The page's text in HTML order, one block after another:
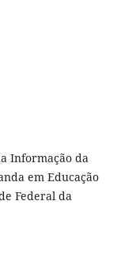
Informação da
em Educação
Federal da